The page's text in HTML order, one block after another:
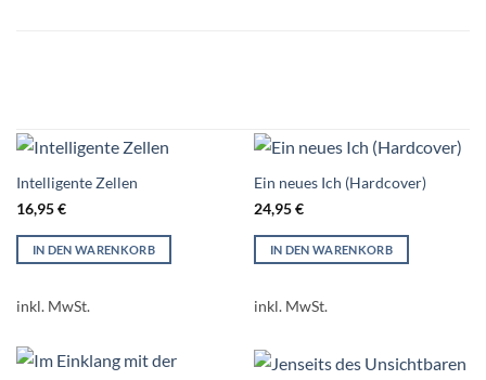
Intelligente Zellen
16,95€
IN DEN WARENKORB
inkl. MwSt.
Ein neues Ich (Hardcover)
24,95€
IN DEN WARENKORB
inkl. MwSt.